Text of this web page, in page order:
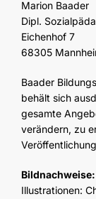
Marion Baader
Dipl.
Eichenhof 7
68305
Baader
behält sich
gesamte
verändern, zu
Bildnachweise:
Illustrationen: